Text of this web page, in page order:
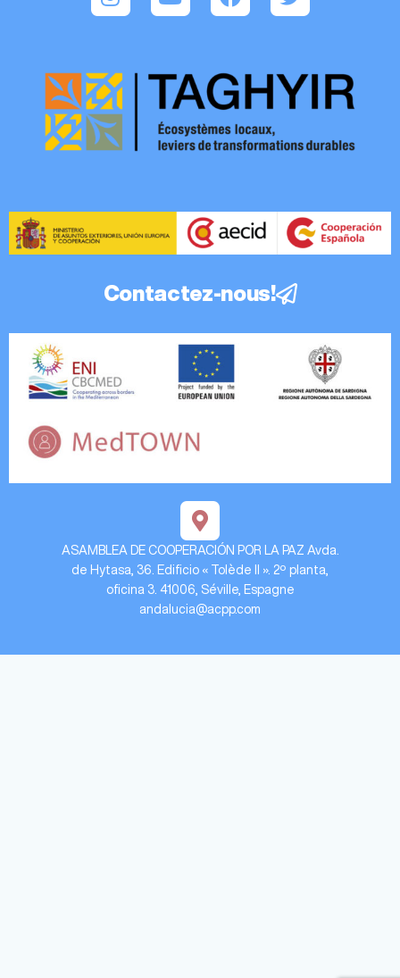
Contactez-nous!
ASAMBLEA DE COOPERACIÓN POR LA PAZ Avda.
de Hytasa, 36. Edificio « Tolède II ». 2º planta,
oficina 3. 41006, Séville, Espagne
andalucia@acpp.com